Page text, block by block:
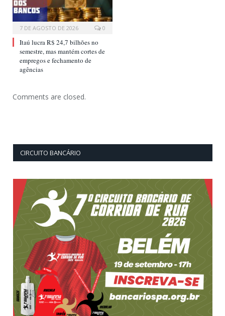
7 DE AGOSTO DE 2026 0
Itaú lucra R$ 24,7 bilhões no
semestre, mas mantém cortes de
empregos e fechamento de
agências
Comments are closed.
CIRCUITO BANCÁRIO